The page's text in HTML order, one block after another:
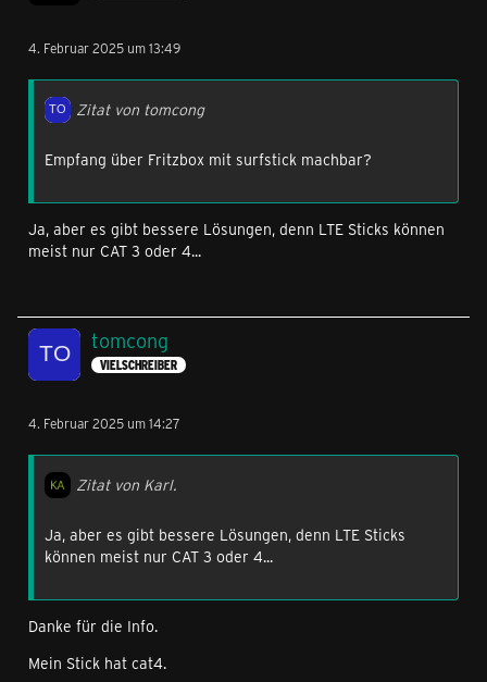
4. Februar 2025 um 13:49
Zitat von tomcong
Empfang über Fritzbox mit surfstick machbar?
Ja, aber es gibt bessere Lösungen, denn LTE Sticks können
meist nur CAT 3 oder 4...
tomcong
VIELSCHREIBER
4. Februar 2025 um 14:27
Zitat von Karl.
Ja, aber es gibt bessere Lösungen, denn LTE Sticks
können meist nur CAT 3 oder 4...
Danke für die Info.
Mein Stick hat cat4.